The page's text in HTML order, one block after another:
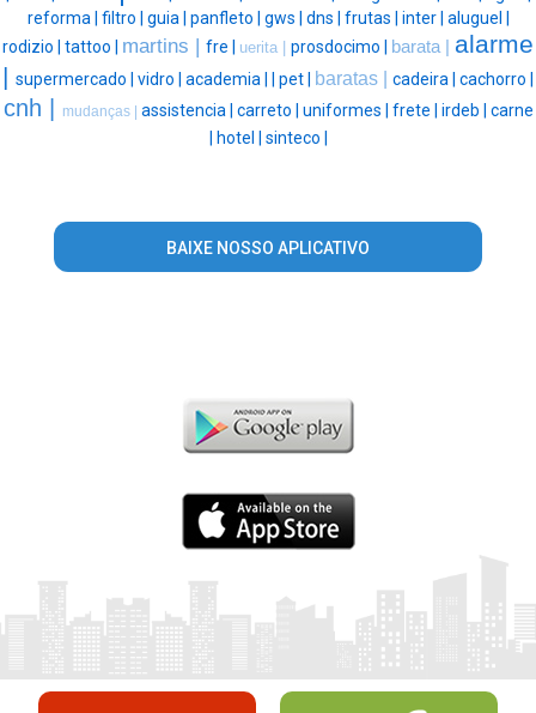
reforma | filtro | guia | panfleto | gws | dns | frutas | inter | aluguel |
rodizio | tattoo | martins | fre | uerita | prosdocimo | barata | alarme
| supermercado | vidro | academia | pet | baratas | cadeira | cachorro |
cnh | mudanças | assistencia | carreto | uniformes | frete | irdeb | carne
hotel | sinteco |
BAIXE NOSSO APLICATIVO